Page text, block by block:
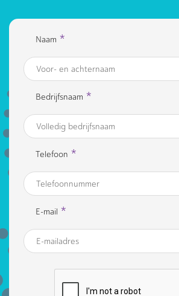
Naam *
Bedrijfsnaam *
Telefoon *
E-mail *